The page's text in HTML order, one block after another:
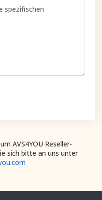
AVS4YOU Reseller-
sich bitte an uns unter